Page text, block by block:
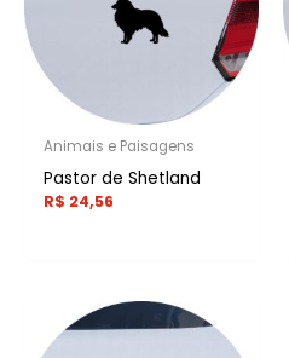
Animais e Paisagens
Pastor de Shetland
R$ 24,56